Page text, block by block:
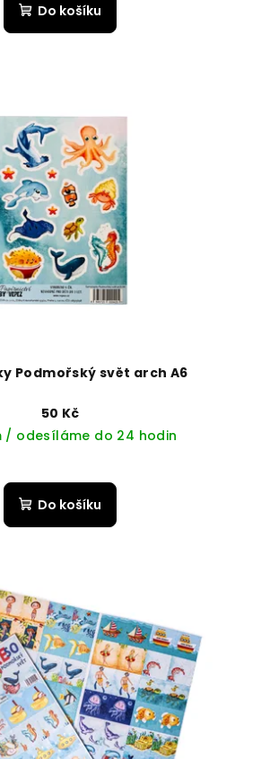
Do košíku
Podmořský svět arch A6
50 Kč
/ odesíláme do 24 hodin
Do košíku